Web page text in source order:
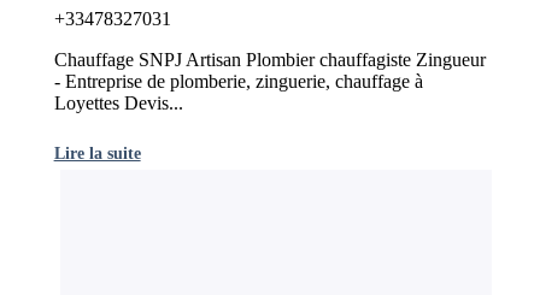
+33478327031
Chauffage SNPJ Artisan Plombier chauffagiste Zingueur
- Entreprise de plomberie, zinguerie, chauffage à
Loyettes Devis...
Lire la suite